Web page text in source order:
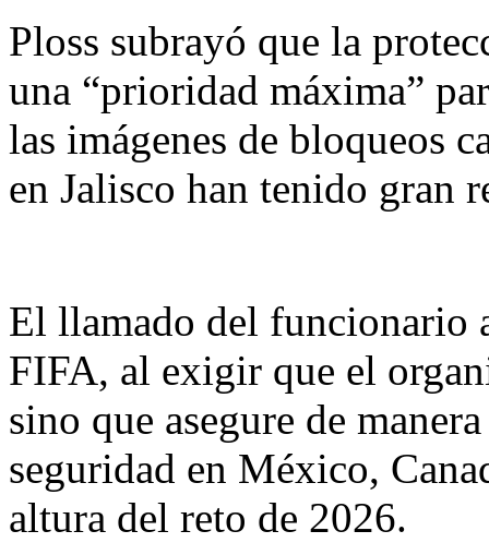
Ploss subrayó que la
una “prioridad máxima”
las imágenes de bloqueos
en Jalisco han tenido gran
El llamado del funcionario
FIFA, al exigir que el
sino que asegure de
seguridad en México,
altura del reto de 2026.